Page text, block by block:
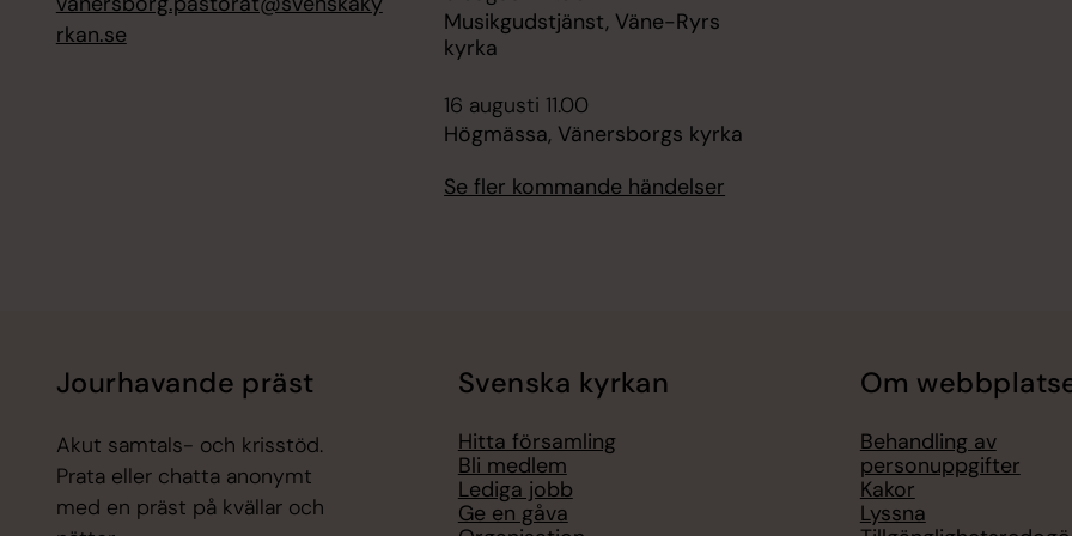
rkan.se
Musikgudstjänst, Väne-Ryrs
kyrka
16 augusti 11.00
Högmässa, Vänersborgs kyrka
Se fler kommande händelser
Jourhavande präst
Akut samtals- och krisstöd.
Prata eller chatta anonymt
med en präst på kvällar och
Svenska kyrkan
Hitta församling
Bli medlem
Lediga jobb
Ge en gåva
Om
Behandling av
personuppgifter
Kakor
Lyssna